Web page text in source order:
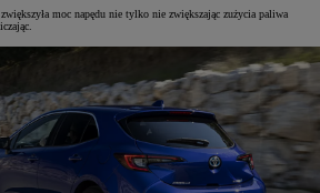
moc napędu nie tylko nie zwiększając zużycia paliwa